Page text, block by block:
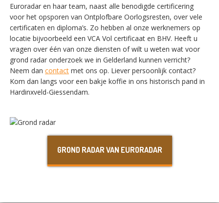
Euroradar en haar team, naast alle benodigde certificering
voor het opsporen van Ontplofbare Oorlogsresten, over vele
certificaten en diploma’s. Zo hebben al onze werknemers op
locatie bijvoorbeeld een VCA Vol certificaat en BHV. Heeft u
vragen over één van onze diensten of wilt u weten wat voor
grond radar onderzoek we in Gelderland kunnen verricht?
Neem dan contact met ons op. Liever persoonlijk contact?
Kom dan langs voor een bakje koffie in ons historisch pand in
Hardinxveld-Giessendam.
GROND RADAR VAN EURORADAR
SWITCH THE LANGUAGE
Nederlands English